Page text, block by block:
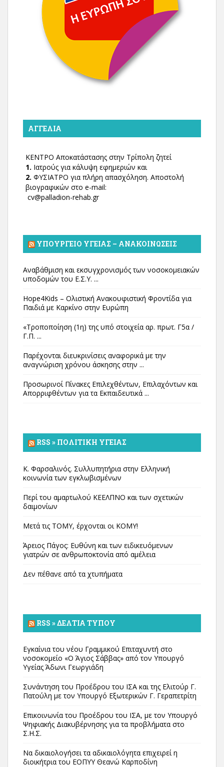
ΑΓΓΕΛΊΑ
ΚΕΝΤΡΟ Αποκατάστασης στην Τρίπολη ζητεί
1. Ιατρούς για κάλυψη εφημεριών και
2. ΦΥΣΙΑΤΡΟ για πλήρη απασχόληση. Αποστολή
βιογραφικών στο e-mail:
cv@palladion-rehab.gr
ΥΠΟΥΡΓΕΊΟ ΥΓΕΊΑΣ – ΑΝΑΚΟΙΝΏΣΕΙΣ
Αναβάθμιση και εκσυγχρονισμός των νοσοκομειακών
υποδομών του Ε.Σ.Υ. ...
Hope4Kids – Ολιστική Ανακουφιστική Φροντίδα για
Παιδιά με Καρκίνο στην Ευρώπη
«Τροποποίηση (1η) της υπό στοιχεία αρ. πρωτ. Γ5α /
Γ.Π. ...
Παρέχονται διευκρινίσεις αναφορικά με την
αναγνώριση χρόνου άσκησης στην ...
Προσωρινοί Πίνακες Επιλεχθέντων, Επιλαχόντων και
Απορριφθέντων για τα Εκπαιδευτικά ...
RSS » ΠΟΛΙΤΙΚΉ ΥΓΕΊΑΣ
Κ. Φαρσαλινός. Συλλυπητήρια στην Ελληνική
κοινωνία των εγκλωβισμένων
Περί του αμαρτωλού ΚΕΕΛΠΝΟ και των σχετικών
δαιμονίων
Μετά τις ΤΟΜΥ, έρχονται οι ΚΟΜΥ!
Άρειος Πάγος: Ευθύνη και των ειδικευόμενων
γιατρών σε ανθρωποκτονία από αμέλεια
Δεν πέθανε από τα χτυπήματα
RSS » ΔΕΛΤΊΑ ΤΎΠΟΥ
Εγκαίνια του νέου Γραμμικού Επιταχυντή στο
νοσοκομείο «Ο Άγιος Σάββας» από τον Υπουργό
Υγείας Άδωνι Γεωργιάδη
Συνάντηση του Προέδρου του ΙΣΑ και της Ελιτούρ Γ.
Πατούλη με τον Υπουργό Εξωτερικών Γ. Γεραπετρίτη
Επικοινωνία του Προέδρου του ΙΣΑ, με τον Υπουργό
Ψηφιακής Διακυβέρνησης για τα προβλήματα στο
Σ.Η.Σ.
Να δικαιολογήσει τα αδικαιολόγητα επιχειρεί η
διοικήτρια του ΕΟΠΥΥ Θεανώ Καρποδίνη